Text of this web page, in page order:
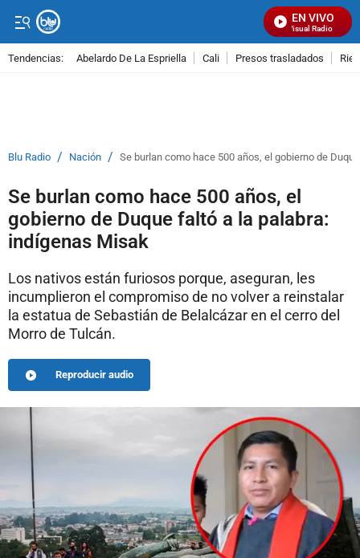
EN VIVO
Señal Visual Radio
Tendencias: Abelardo De La Espriella Cali Presos trasladados
Blu Radio / Nación / Se burlan como hace 500 años, el gobierno de
Se burlan como hace 500 años, el
gobierno de Duque faltó a la palabra:
indígenas Misak
Los nativos están furiosos porque, aseguran, les
incumplieron el compromiso de no volver a reinstalar
la estatua de Sebastián de Belalcázar en el cerro del
Morro de Tulcán.
Reproducir audio